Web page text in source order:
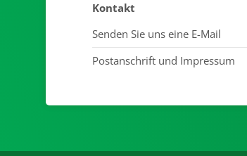
Kontakt
Senden Sie uns eine E-Mail
Postanschrift und Impressum